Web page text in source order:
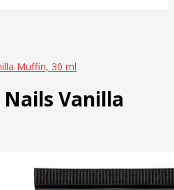
Muffin, 30 ml
Vanilla